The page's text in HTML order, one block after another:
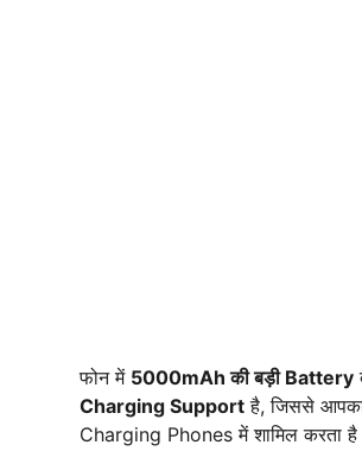
फोन में 5000mAh की बड़ी Battery
Charging Support है, जिससे
Charging Phones में शामिल करता